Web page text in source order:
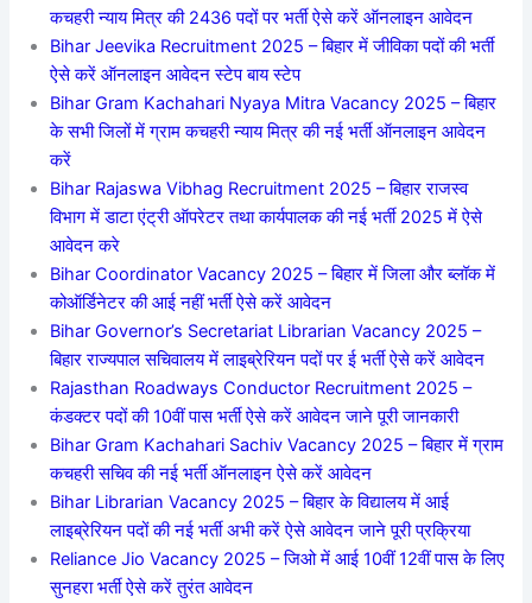
कचहरी न्याय मित्र की 2436 पदों पर भर्ती ऐसे करें ऑनलाइन आवेदन
Bihar Jeevika Recruitment 2025 – बिहार में जीविका पदों की भर्ती
ऐसे करें ऑनलाइन आवेदन स्टेप बाय स्टेप
Bihar Gram Kachahari Nyaya Mitra Vacancy 2025 – बिहार
के सभी जिलों में ग्राम कचहरी न्याय मित्र की नई भर्ती ऑनलाइन आवेदन
करें
Bihar Rajaswa Vibhag Recruitment 2025 – बिहार राजस्व
विभाग में डाटा एंट्री ऑपरेटर तथा कार्यपालक की नई भर्ती 2025 में ऐसे
आवेदन करे
Bihar Coordinator Vacancy 2025 – बिहार में जिला और ब्लॉक में
कोऑर्डिनेटर की आई नहीं भर्ती ऐसे करें आवेदन
Bihar Governor’s Secretariat Librarian Vacancy 2025 –
बिहार राज्यपाल सचिवालय में लाइब्रेरियन पदों पर ई भर्ती ऐसे करें आवेदन
Rajasthan Roadways Conductor Recruitment 2025 –
कंडक्टर पदों की 10वीं पास भर्ती ऐसे करें आवेदन जाने पूरी जानकारी
Bihar Gram Kachahari Sachiv Vacancy 2025 – बिहार में ग्राम
कचहरी सचिव की नई भर्ती ऑनलाइन ऐसे करें आवेदन
Bihar Librarian Vacancy 2025 – बिहार के विद्यालय में आई
लाइब्रेरियन पदों की नई भर्ती अभी करें ऐसे आवेदन जाने पूरी प्रक्रिया
Reliance Jio Vacancy 2025 – जिओ में आई 10वीं 12वीं पास के लिए
सुनहरा भर्ती ऐसे करें तुरंत आवेदन